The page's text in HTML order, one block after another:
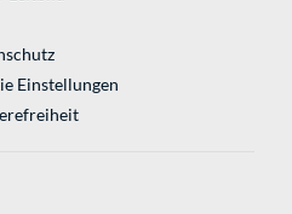
Einstellungen